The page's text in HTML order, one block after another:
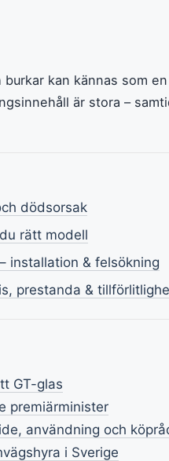
kan kännas som
är stora –
dödsorsak
rätt modell
installation & felsökning
prestanda &
GT-glas
premiärminister
användning och
i Sverige